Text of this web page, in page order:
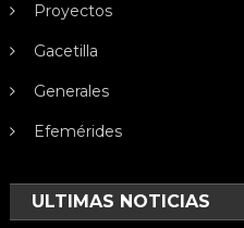
Proyectos
Gacetilla
Generales
Efemérides
ULTIMAS NOTICIAS